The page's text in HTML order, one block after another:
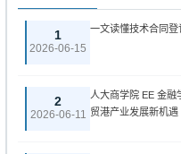
1
2026-06-15
一文读懂技术合同
2
2026-06-11
人大商学院 EE 金融
贸港产业发展新机遇